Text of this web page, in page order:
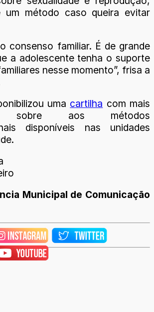
um método caso queira evitar
consenso familiar. É de grande
a adolescente tenha o suporte
nesse momento”, frisa a
uma cartilha com mais
sobre aos métodos
disponíveis nas unidades
Municipal de Comunicação